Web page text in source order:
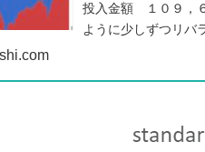
投入金額 １０９，
ように少しずつリバ